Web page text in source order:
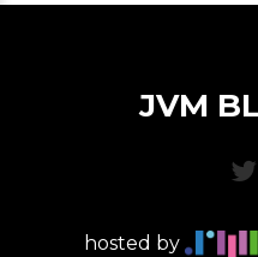
JVM
hosted by